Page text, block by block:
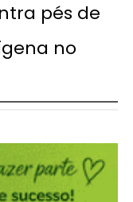
pés de
no